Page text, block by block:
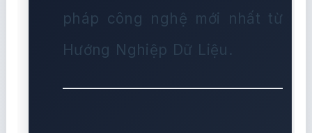
pháp công nghệ mới nhất từ
Hướng Nghiệp Dữ Liệu.